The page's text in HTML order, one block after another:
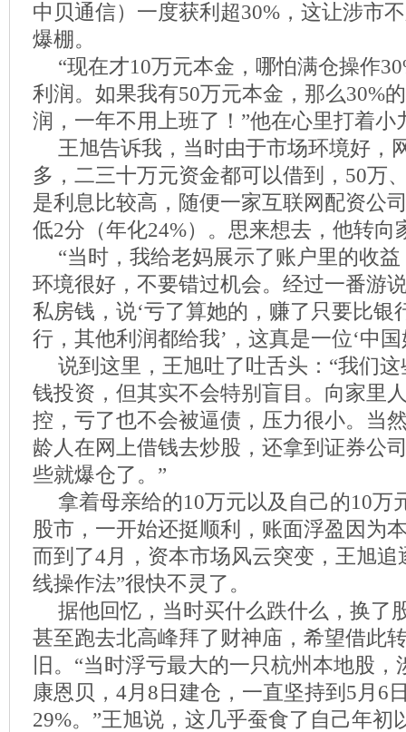
中贝通信）一度获利超30%，这让涉市
爆棚。
“现在才10万元本金，哪怕满仓操作
利润。如果我有50万元本金，那么30%
润，一年不用上班了！”他在心里打着小
王旭告诉我，当时由于市场环境好，
多，二三十万元资金都可以借到，50万
是利息比较高，随便一家互联网配资公
低2分（年化24%）。思来想去，他转向
“当时，我给老妈展示了账户里的收
环境很好，不要错过机会。经过一番游
私房钱，说‘亏了算她的，赚了只要比银
行，其他利润都给我’，这真是一位‘中国
说到这里，王旭吐了吐舌头：“我们
钱投资，但其实不会特别盲目。向家里
控，亏了也不会被逼债，压力很小。当
龄人在网上借钱去炒股，还拿到证券公
些就爆仓了。”
拿着母亲给的10万元以及自己的10万
股市，一开始还挺顺利，账面浮盈因为
而到了4月，资本市场风云突变，王旭追
线操作法”很快不灵了。
据他回忆，当时买什么跌什么，换了
甚至跑去北高峰拜了财神庙，希望借此
旧。“当时浮亏最大的一只杭州本地股
康恩贝，4月8日建仓，一直坚持到5月6
29%。”王旭说，这几乎蚕食了自己年初